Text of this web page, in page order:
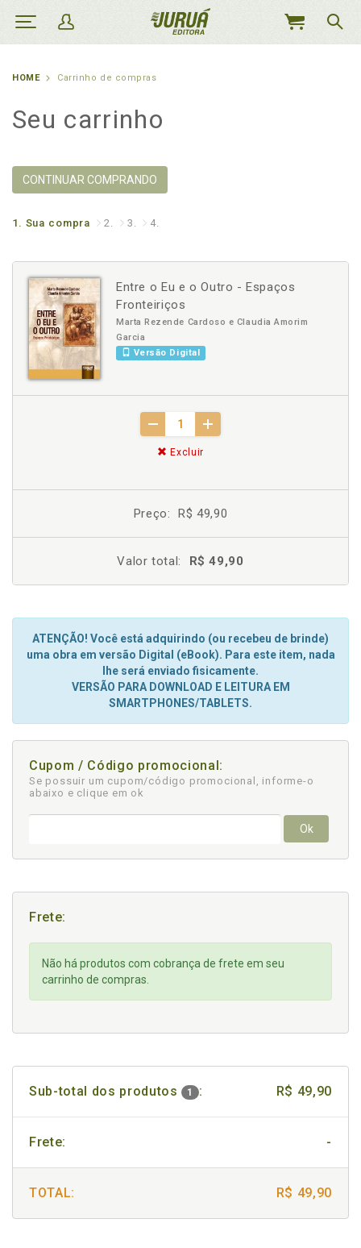
MEU
HOME Carrinho de compras
Seu carrinho
CONTINUAR COMPRANDO
1. Sua compra 2. 3. 4.
Entre o Eu e o Outro - Espaços
Fronteiriços
Marta Rezende Cardoso e Claudia Amorim
Garcia
Versão Digital
Excluir
Preço: R$ 49,90
Valor total: R$ 49,90
ATENÇÃO! Você está adquirindo (ou recebeu de brinde)
uma obra em versão Digital (eBook). Para este item, nada
lhe será enviado fisicamente.
VERSÃO PARA DOWNLOAD E LEITURA EM
SMARTPHONES/TABLETS.
Cupom / Código promocional:
Se possuir um cupom/código promocional, informe-o
abaixo e clique em ok
Ok
Frete:
Não há produtos com cobrança de frete em seu
carrinho de compras.
Sub-total dos produtos 1 : R$ 49,90
Frete: -
TOTAL: R$ 49,90